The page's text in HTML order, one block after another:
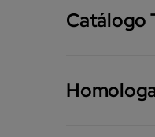
Catálogo